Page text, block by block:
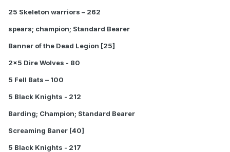
25 Skeleton warriors – 262
spears; champion; Standard Bearer
Banner of the Dead Legion [25]
2x5 Dire Wolves - 80
5 Fell Bats – 100
5 Black Knights - 212
Barding; Champion; Standard Bearer
Screaming Baner [40]
5 Black Knights - 217